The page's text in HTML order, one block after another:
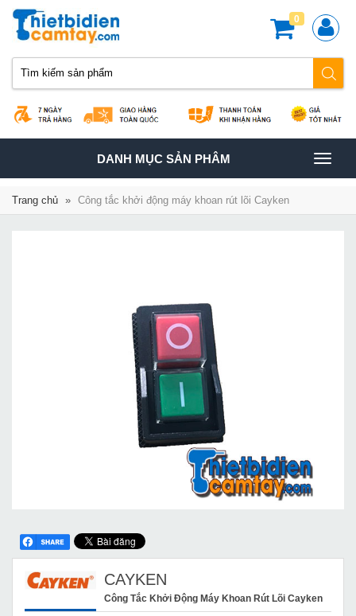
0
TOGGLE
NAVIGATION
DANH MỤC SẢN PHÂM
Trang chủ » Công tắc khởi động máy khoan rút lõi Cayken
CAYKEN
Công Tắc Khởi Động Máy Khoan Rút Lõi Cayken